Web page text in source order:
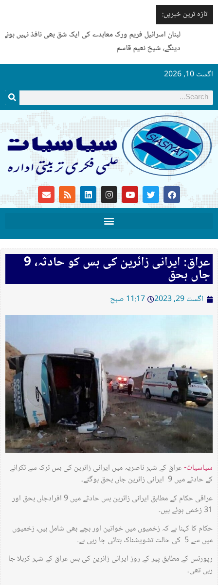
تازہ ترین خبریں:
لبنان اسرائیل فریم ورک معاہدے کی ایک شق بھی نافذ نہیں ہونے
دینگے، شیخ نعیم قاسم
اگست 10, 2026
عراق: ایرانی زائرین کی بس کو حادثہ، 9
جاں بحق
اگست 29, 2023 11:17 صبح
سیاسیات-عراق کے شہر ناصریہ میں ایرانی زائرین کی بس ٹرک سے ٹکرانے
کے حادثے میں 9 ایرانی زائرین جاں بحق ہوگئے۔
عراقی حکام کے مطابق ایرانی زائرین بس حادثے میں 9 افرادجاں بحق اور
31 زخمی ہوئے ہیں۔
حکام کا کہنا ہے کہ زخمیوں میں خواتین اور بچے بھی شامل ہیں، زخمیوں
میں سے 5 کی حالت تشویشناک بتائی جا رہی ہے۔
رپورٹس کے مطابق پیر کے روز ایرانی زائرین کی بس عراق کے شہر کربلا جا
رہی تھی۔